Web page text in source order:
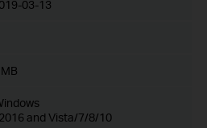
03-13
and Vista/7/8/10